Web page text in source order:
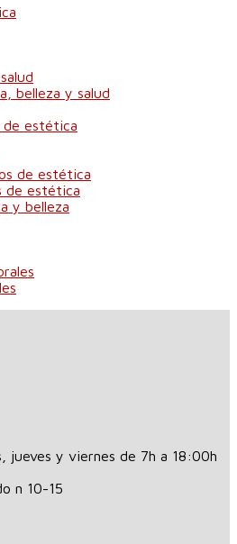
belleza y salud
de estética
de estética
de estética
y belleza
jueves y viernes de 7h a 18:00h
n 10-15